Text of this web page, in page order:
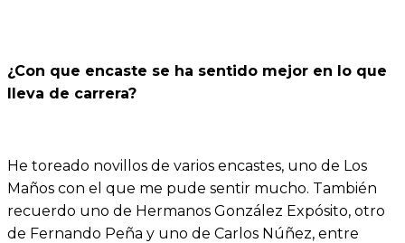
¿Con que encaste se ha sentido mejor en lo que
lleva de carrera?
He toreado novillos de varios encastes, uno de Los
Maños con el que me pude sentir mucho. También
recuerdo uno de Hermanos González Expósito, otro
de Fernando Peña y uno de Carlos Núñez, entre